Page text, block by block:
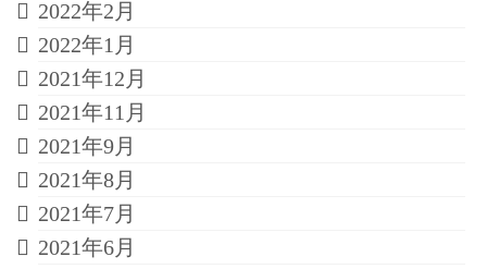
2022年2月
2022年1月
2021年12月
2021年11月
2021年9月
2021年8月
2021年7月
2021年6月